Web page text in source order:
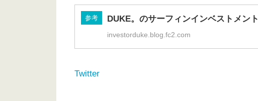
参考 DUKE。のサーフィンインベストメント
investorduke.blog.fc2.com
Twitter